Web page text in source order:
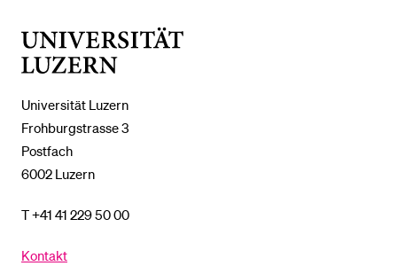
Universität Luzern
Frohburgstrasse 3
Postfach
6002 Luzern
T +41 41 229 50 00
Kontakt